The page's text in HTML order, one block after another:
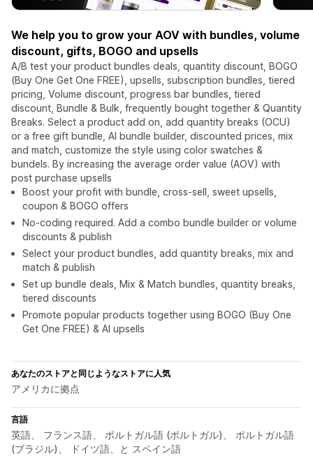
We help you to grow your AOV with bundles, volume
discount, gifts, BOGO and upsells
A/B test your product bundles deals, quantity discount, BOGO
(Buy One Get One FREE), upsells, subscription bundles, tiered
pricing, Volume discount, progress bar bundles, tiered
discount, Bundle & Bulk, frequently bought together & Quantity
Breaks. Select a product add on, add quantity breaks (OCU)
or a free gift bundle, AI bundle builder, discounted prices, mix
and match, customize the style using color swatches &
bundels. By increasing the average order value (AOV) with
post purchase upsells
Boost your profit with bundle, cross-sell, sweet upsells,
coupon & BOGO offers
No-coding required. Add a combo bundle builder or volume
discounts & publish
Select your product bundles, add quantity breaks, mix and
match & publish
Set up bundle deals, Mix & Match bundles, quantity breaks,
tiered discounts
Promote popular products together using BOGO (Buy One
Get One FREE) & AI upsells
あなたのストアと同じようなストアに人気
アメリカに拠点
言語
英語、 フランス語、 ポルトガル語 (ポルトガル)、 ポルトガル語
(ブラジル)、 ドイツ語、と スペイン語